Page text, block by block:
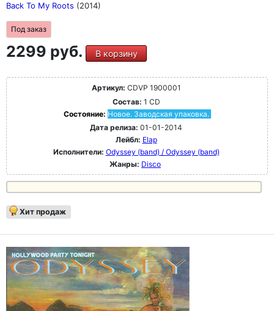
Back To My Roots (2014)
Под заказ
2299 руб. В корзину
Артикул: CDVP 1900001
Состав: 1 CD
Состояние: Новое. Заводская упаковка.
Дата релиза: 01-01-2014
Лейбл: Elap
Исполнители: Odyssey (band) / Odyssey (band)
Жанры: Disco
Хит продаж